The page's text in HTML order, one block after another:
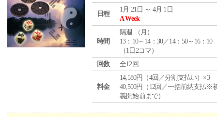
日程
1月 21日 ～ 4月 1日
A Week
時間
隔週 （ 月 ）
13：10～14：30／14：50～16：10
（1日2コマ）
回数
全12回
料金
14,580円（4回／分割支払い）×3
40,500円（12回／一括前納支払※
義開始前まで）